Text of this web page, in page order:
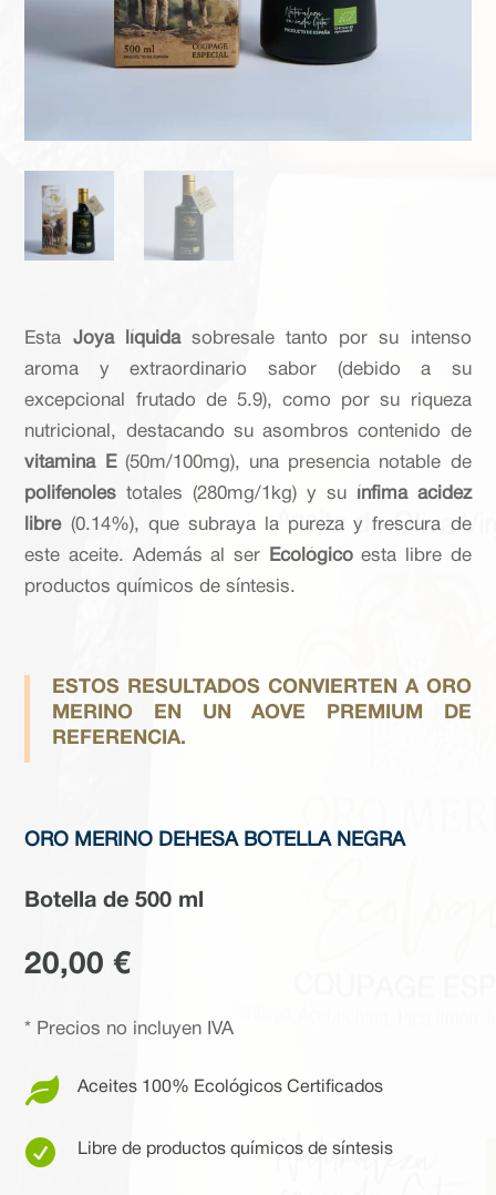
Esta Joya líquidasobresale tanto por su intenso
aroma y extraordinario sabor (debido a su
excepcional frutado de 5.9), como por su riqueza
nutricional, destacando su asombros contenido de
vitamina E(50m/100mg), una presencia notable de
polifenoles totales (280mg/1kg) y su ínfima acidez
libre(0.14%), que subraya la pureza y frescura de
este aceite. Además al ser
Ecológicoesta libre de
productos químicos de síntesis.
ESTOS RESULTADOS CONVIERTEN A ORO
MERINO EN UN AOVE PREMIUM DE
REFERENCIA.
ORO MERINO DEHESA BOTELLA NEGRA
Botella de 500 ml
20,00€
* Precios no incluyen IVA
 Aceites 100% Ecológicos Certificados
 Libre de productos químicos de síntesis